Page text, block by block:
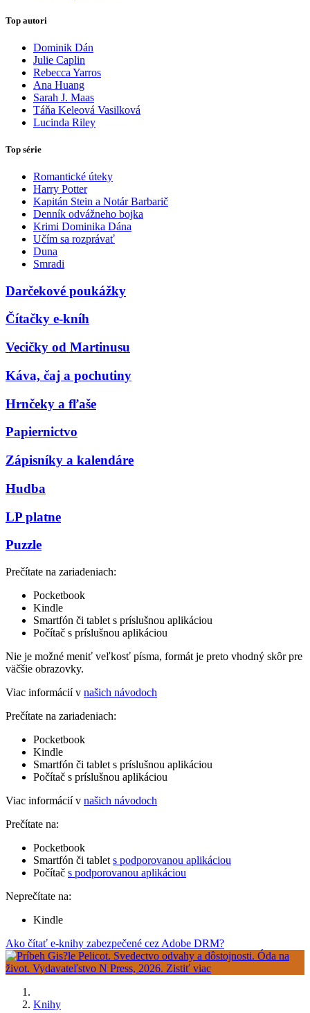
Top autori
Dominik Dán
Julie Caplin
Rebecca Yarros
Ana Huang
Sarah J. Maas
Táňa Keleová Vasilková
Lucinda Riley
Top série
Romantické úteky
Harry Potter
Kapitán Stein a Notár Barbarič
Denník odvážneho bojka
Krimi Dominika Dána
Učím sa rozprávať
Duna
Smradi
Darčekové poukážky
Čítačky e-kníh
Vecičky od Martinusu
Káva, čaj a pochutiny
Hrnčeky a fľaše
Papiernictvo
Zápisníky a kalendáre
Hudba
LP platne
Puzzle
Prečítate na zariadeniach:
Pocketbook
Kindle
Smartfón či tablet s príslušnou aplikáciou
Počítač s príslušnou aplikáciou
Nie je možné meniť veľkosť písma, formát je preto vhodný skôr pre
väčšie obrazovky.
Viac informácií v našich návodoch
Prečítate na zariadeniach:
Pocketbook
Kindle
Smartfón či tablet s príslušnou aplikáciou
Počítač s príslušnou aplikáciou
Viac informácií v našich návodoch
Prečítate na:
Pocketbook
Smartfón či tablet s podporovanou aplikáciou
Počítač s podporovanou aplikáciou
Neprečítate na:
Kindle
Ako čítať e-knihy zabezpečené cez Adobe DRM?
Knihy